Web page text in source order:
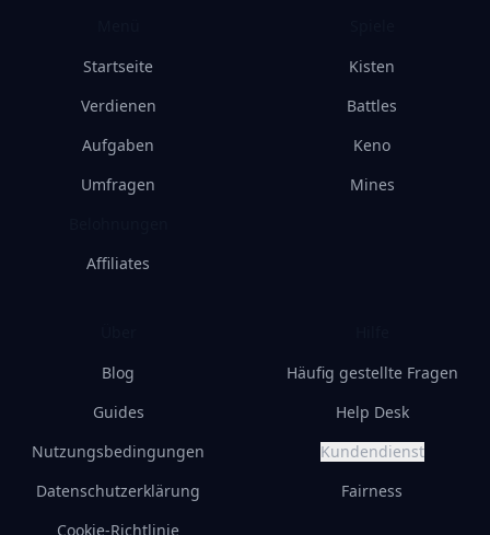
Startseite
Verdienen
Aufgaben
Umfragen
Affiliates
Kisten
Battles
Keno
Mines
Blog
Guides
Nutzungsbedingungen
Datenschutzerklärung
Cookie-Richtlinie
Häufig gestellte Fragen
Help Desk
Kundendienst
Fairness